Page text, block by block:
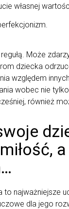
własnej
Może
dziecka
względem
wobec nie
również
to najważniejsze
dla jego